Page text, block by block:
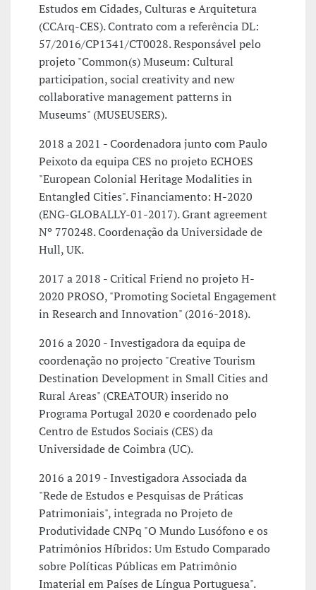
Estudos em Cidades, Culturas e Arquitetura
(CCArq-CES). Contrato com a referência DL:
57/2016/CP1341/CT0028. Responsável pelo
projeto "Common(s) Museum: Cultural
participation, social creativity and new
collaborative management patterns in
Museums" (MUSEUSERS).
2018 a 2021 - Coordenadora junto com Paulo
Peixoto da equipa CES no projeto ECHOES
"European Colonial Heritage Modalities in
Entangled Cities". Financiamento: H-2020
(ENG-GLOBALLY-01-2017). Grant agreement
Nº 770248. Coordenação da Universidade de
Hull, UK.
2017 a 2018 - Critical Friend no projeto H-
2020 PROSO, "Promoting Societal Engagement
in Research and Innovation" (2016-2018).
2016 a 2020 - Investigadora da equipa de
coordenação no projecto "Creative Tourism
Destination Development in Small Cities and
Rural Areas" (CREATOUR) inserido no
Programa Portugal 2020 e coordenado pelo
Centro de Estudos Sociais (CES) da
Universidade de Coimbra (UC).
2016 a 2019 - Investigadora Associada da
"Rede de Estudos e Pesquisas de Práticas
Patrimoniais", integrada no Projeto de
Produtividade CNPq "O Mundo Lusófono e os
Patrimônios Híbridos: Um Estudo Comparado
sobre Políticas Públicas em Patrimônio
Imaterial em Países de Língua Portuguesa".